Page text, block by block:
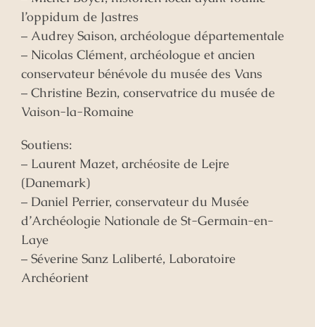
l’oppidum de Jastres
– Audrey Saison, archéologue départementale
– Nicolas Clément, archéologue et ancien
conservateur bénévole du musée des Vans
– Christine Bezin, conservatrice du musée de
Vaison-la-Romaine
Soutiens:
– Laurent Mazet, archéosite de Lejre
(Danemark)
– Daniel Perrier, conservateur du Musée
d’Archéologie Nationale de St-Germain-en-
Laye
– Séverine Sanz Laliberté, Laboratoire
Archéorient